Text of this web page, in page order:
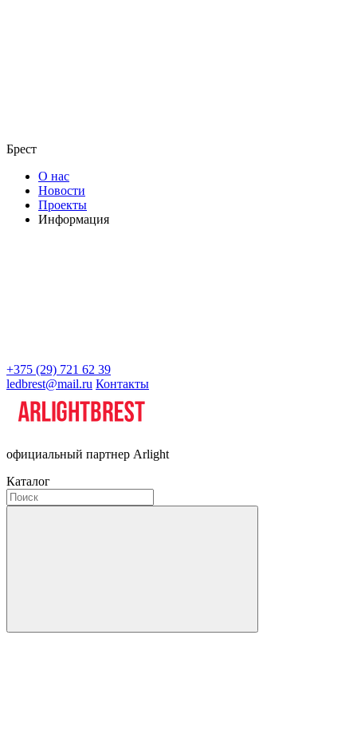
Брест
О нас
Новости
Проекты
Информация
+375 (29) 721 62 39
ledbrest@mail.ru Контакты
официальный партнер Arlight
Каталог